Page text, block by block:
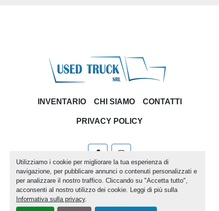
Utilizziamo i cookie per migliorare la tua esperienza di
navigazione, per pubblicare annunci o contenuti personalizzati e
per analizzare il nostro traffico. Cliccando su "Accetta tutto",
acconsenti al nostro utilizzo dei cookie. Leggi di più sulla
Informativa sulla privacy.
INVENTARIO CHI SIAMO CONTATTI
PRIVACY POLICY
facebookinstagram
Machinio Systemsito web diMachinio
Personalizza le preferenze sui Cookies